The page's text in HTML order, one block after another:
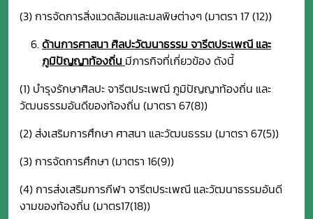
(3) การจัดการสิ่งแวดล้อมและมลพิษต่างๆ (มาตรา 17 (12))
ด้านการศาสนา ศิลปะวัฒนาธรรม จารีตประเพณี และ
ภูมิปัญญาท้องถิ่น มีภารกิจที่เกี่ยวข้อง ดังนี้
(1) บำรุงรักษาศิลปะ จารีตประเพณี ภูมิปัญญาท้องถิ่น และ
วัฒนธรรมอันดีของท้องถิ่น (มาตรา 67(8))
(2) ส่งเสริมการศึกษา ศาสนา และวัฒนธรรม (มาตรา 67(5))
(3) การจัดการศึกษา (มาตรา 16(9))
(4) การส่งเสริมการกีฬา จารีตประเพณี และวัฒนาธรรมอันดี
งามของท้องถิ่น (มาตร17(18))